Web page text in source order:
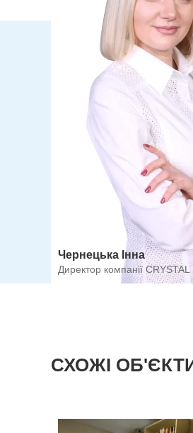
Чернецька Інна
Директор компанії CRYSTAL
СХОЖІ